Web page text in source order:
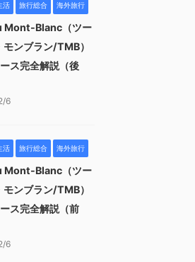
活 旅行総合 海外旅行
Mont-Blanc（ツー
モンブラン/TMB）
ス完全解説（後
6
活 旅行総合 海外旅行
Mont-Blanc（ツー
モンブラン/TMB）
ス完全解説（前
6